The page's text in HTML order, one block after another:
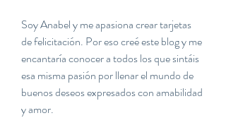
Soy Anabel y me apasiona crear tarjetas
de felicitación. Por eso creé este blog y me
encantaría conocer a todos los que sintáis
esa misma pasión por llenar el mundo de
buenos deseos expresados con amabilidad
y amor.